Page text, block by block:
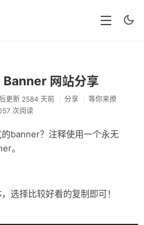
分享
技术
Banner 网站分享
更新 2584 天前 分享
等你来撩
次阅读
banner？注释使用一个永无
。
选择比较好看的复制即可！